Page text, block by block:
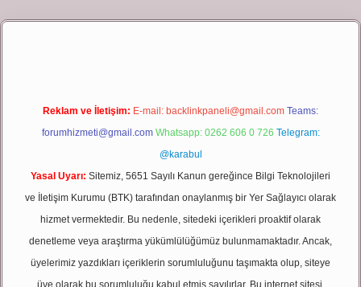
Reklam ve İletişim: E-mail: backlinkpaneli@gmail.com Teams:
forumhizmeti@gmail.com Whatsapp: 0262 606 0 726 Telegram:
@karabul
Yasal Uyarı: Sitemiz, 5651 Sayılı Kanun gereğince Bilgi Teknolojileri
ve İletişim Kurumu (BTK) tarafından onaylanmış bir Yer Sağlayıcı olarak
hizmet vermektedir. Bu nedenle, sitedeki içerikleri proaktif olarak
denetleme veya araştırma yükümlülüğümüz bulunmamaktadır. Ancak,
üyelerimiz yazdıkları içeriklerin sorumluluğunu taşımakta olup, siteye
üye olarak bu sorumluluğu kabul etmiş sayılırlar. Bu internet sitesi,